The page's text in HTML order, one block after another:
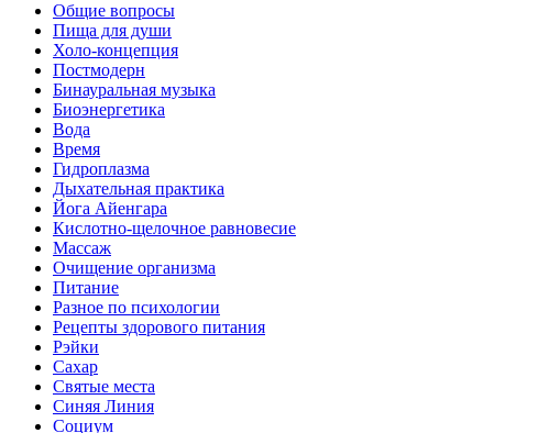
Общие вопросы
Пища для души
Холо-концепция
Постмодерн
Бинауральная музыка
Биоэнергетика
Вода
Время
Гидроплазма
Дыхательная практика
Йога Айенгара
Кислотно-щелочное равновесие
Массаж
Очищение организма
Питание
Разное по психологии
Рецепты здорового питания
Рэйки
Сахар
Святые места
Синяя Линия
Социум